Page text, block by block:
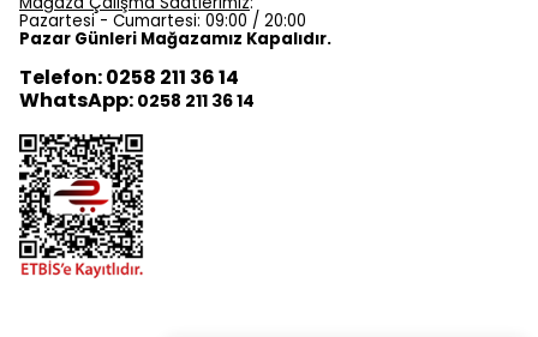
Pazartesi - Cumartesi: 09:00 / 20:00
Pazar Günleri Mağazamız Kapalıdır.
Telefon: 0258 211 36 14
WhatsApp: 0258 211 36 14